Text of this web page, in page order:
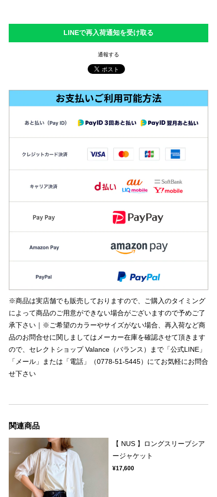
LINEで再入荷通知を受け取る
通報する
※商品は実店舗でも販売しておりますので、ご購入のタイミング
によって商品のご用意ができない場合がございますので予めご了
承下さい｜※ご希望のカラーやサイズがない場合、再入荷など商
品のお問合せに関しましてはメーカー在庫を確認させて頂きます
ので、セレクトショップ Valance（バランス）まで「公式LINE」
「メール」または「電話」（0778-51-5445）にてお気軽にお問合
せ下さい
関連商品
【 NUS 】ロングスリーブシア
ージャケット
¥17,600